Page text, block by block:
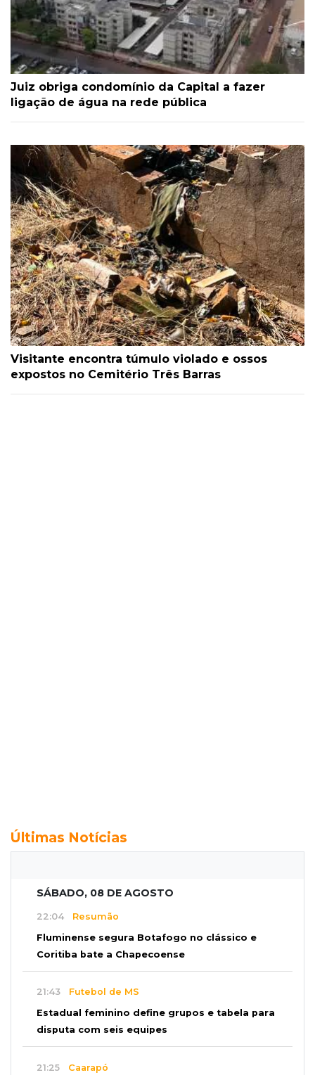
Juiz obriga condomínio da Capital a fazer
ligação de água na rede pública
Visitante encontra túmulo violado e ossos
expostos no Cemitério Três Barras
Últimas Notícias
SÁBADO, 08 DE AGOSTO
22:04 Resumão
Fluminense segura Botafogo no clássico e
Coritiba bate a Chapecoense
21:43 Futebol de MS
Estadual feminino define grupos e tabela para
disputa com seis equipes
21:25 Caarapó